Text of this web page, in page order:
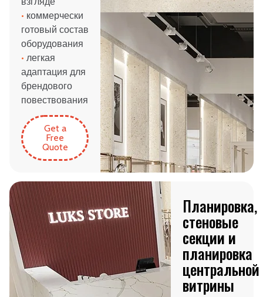
• коммерчески
готовый состав
оборудования
• легкая
адаптация для
брендового
повествования
Get a
Free
Quote
Планировка,
стеновые
секции и
планировка
центральной
витрины